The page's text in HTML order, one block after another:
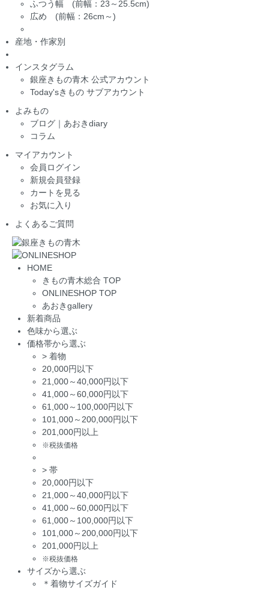
ふつう幅 (前幅：23～25.5cm)
広め (前幅：26cm～)
産地・作家別
インスタグラム
銀座きもの青木 公式アカウント
Today'sきもの サブアカウント
よみもの
ブログ｜あおきdiary
コラム
マイアカウント
会員ログイン
新規会員登録
カートを見る
お気に入り
よくあるご質問
HOME
きもの青木総合 TOP
ONLINESHOP TOP
あおきgallery
新着商品
色味から選ぶ
価格帯から選ぶ
> 着物
20,000円以下
21,000～40,000円以下
41,000～60,000円以下
61,000～100,000円以下
101,000～200,000円以下
201,000円以上
※税抜価格
> 帯
20,000円以下
21,000～40,000円以下
41,000～60,000円以下
61,000～100,000円以下
101,000～200,000円以下
201,000円以上
※税抜価格
サイズから選ぶ
＊着物サイズガイド